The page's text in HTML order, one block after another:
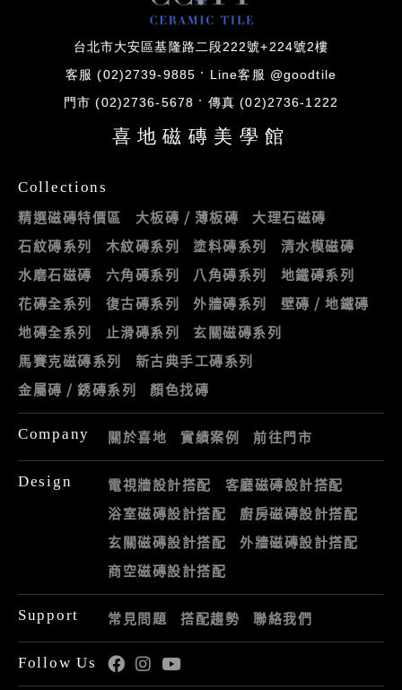
台北市大安區基隆路二段222號+224號2樓
客服 (02)2739-9885 Line客服 @goodtile
門市 (02)2736-5678 傳真 (02)2736-1222
喜地磁磚美學館
Collections
精選磁磚特價區 大板磚 / 薄板磚
大理石磁磚
石紋磚系列
木紋磚系列 塗料磚系列
清水模磁磚
水磨石磁磚
六角磚系列 八角磚系列
地鐵磚系列
花磚全系列
復古磚系列 外牆磚系列
壁磚 / 地鐵磚
地磚全系列
止滑磚系列
玄關磁磚系列
馬賽克磁磚系列
新古典手工磚系列
金屬磚 / 銹磚系列
顏色找磚
Company 關於喜地 實績案例 前往門市
Design 電視牆設計搭配
客廳磁磚設計搭配
浴室磁磚設計搭配
廚房磁磚設計搭配
玄關磁磚設計搭配
外牆磁磚設計搭配
商空磁磚設計搭配
Support 常見問題 搭配趨勢 聯絡我們
Follow Us